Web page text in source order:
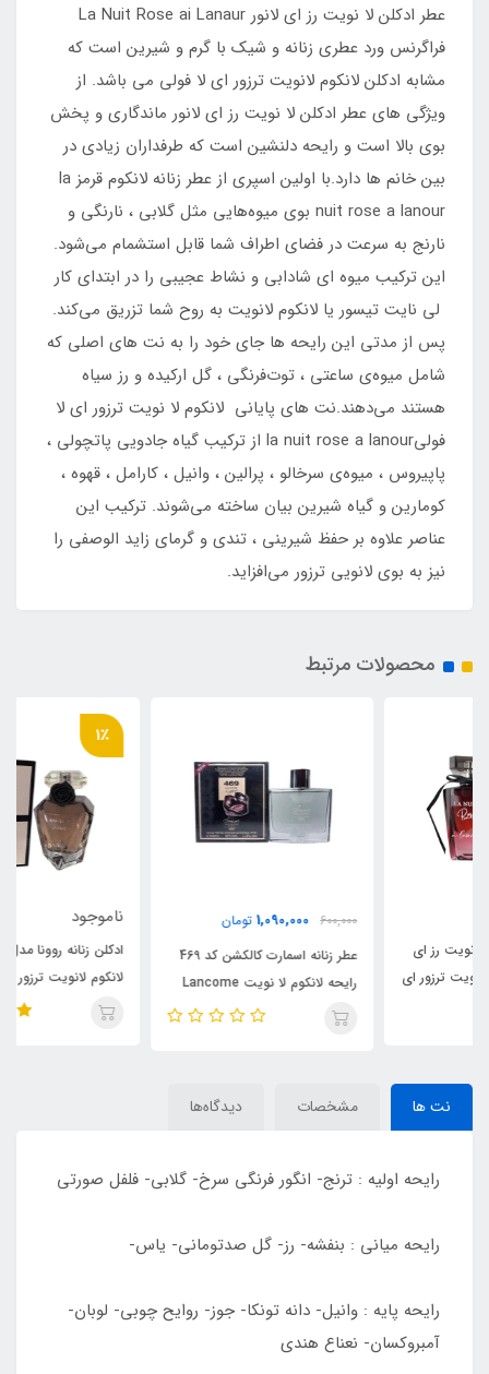
عطر ادکلن لا نویت رز ای لانور La Nuit Rose ai Lanaur
فراگرنس ورد عطری زنانه و شیک با گرم و شیرین است که
مشابه ادکلن لانکوم لانویت ترزور ای لا فولی می باشد. از
ویژگی های عطر ادکلن لا نویت رز ای لانور ماندگاری و پخش
بوی بالا است و رایحه دلنشین است که طرفداران زیادی در
بین خانم ها دارد.با اولین اسپری از عطر زنانه لانکوم قرمز la
nuit rose a lanour بوی میوه‌هایی مثل گلابی ، نارنگی و
نارنج به سرعت در فضای اطراف شما قابل استشمام می‌شود.
این ترکیب میوه‌ ای شادابی و نشاط عجیبی را در ابتدای کار
لی نایت تیسور یا لانکوم لانویت به روح شما تزریق می‌کند.
پس از مدتی این رایحه ‌ها جای خود را به نت ‌های اصلی که
شامل میوه‌ی ساعتی ، توت‌فرنگی ، گل ارکیده و رز سیاه
هستند می‌دهند.نت‌ های پایانی لانکوم لا نویت ترزور ای لا
فولیla nuit rose a lanour از ترکیب گیاه جادویی پاتچولی ،
پاپیروس ، میوه‌ی سرخالو ، پرالین ، وانیل ، کارامل ، قهوه ،
کومارین و گیاه شیرین بیان ساخته می‌شوند. ترکیب این
عناصر علاوه بر حفظ شیرینی ، تندی و گرمای زاید الوصفی را
نیز به بوی لانویی ترزور می‌افزاید.
محصولات مرتبط
1,090,000 تومان
عطر زنانه اسمارت کالکشن کد 469
رایحه لانکوم لا نویت Lancome
ادکلن زنانه روونا مدل تیزور رایحه
لانکوم لانویت ترزور
(teasor)Lancome La Nuit
نت ها مشخصات دیدگاه‌ها
رایحه اولیه : ترنج- انگور فرنگی سرخ- گلابی- فلفل صورتی
رایحه میانی : بنفشه- رز- گل صدتومانی- یاس-
رایحه پایه : وانیل- دانه تونکا- جوز- روایح چوبی- لوبان-
آمبروکسان- نعناع هندی